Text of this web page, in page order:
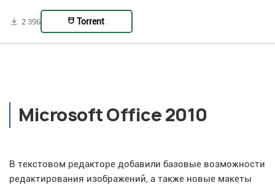
2 396 Torrent
Microsoft Office 2010
В текстовом редакторе добавили базовые возможности
редактирования изображений, а также новые макеты